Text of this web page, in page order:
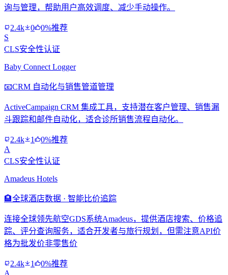
询与管理，帮助用户高效调度、减少手动操作。
2.4k 0
0%推荐
S
CLS安全性认证
Baby Connect Logger
📧CRM 自动化与销售管道管理
ActiveCampaign CRM 集成工具，支持潜在客户管理、销售漏
斗跟踪和邮件自动化，适合诊所销售流程自动化。
2.4k 1
0%推荐
A
CLS安全性认证
Amadeus Hotels
🏨全球酒店数据 · 智能比价追踪
连接全球领先航空GDS系统Amadeus，提供酒店搜索、价格追
踪、评分查询服务，适合开发者与旅行规划，但需注意API价
格为批发价非零售价
2.4k 1
0%推荐
A